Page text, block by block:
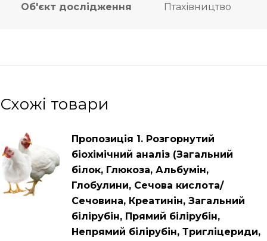
Об'єкт дослідження
Птахівництво
Схожі товари
Пропозиція 1. Розгорнутий
біохімічний аналіз (Загальний
білок, Глюкоза, Альбумін,
Глобулини, Сечова кислота/
Сечовина, Креатинін, Загальний
білірубін, Прямий білірубін,
Непрямий білірубін, Тригліцериди,